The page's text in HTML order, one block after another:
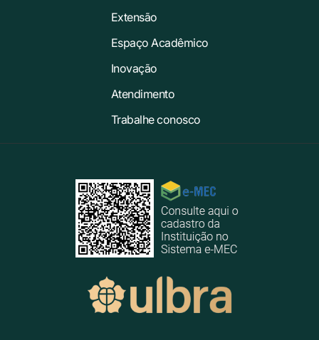
Extensão
Espaço Acadêmico
Inovação
Atendimento
Trabalhe conosco